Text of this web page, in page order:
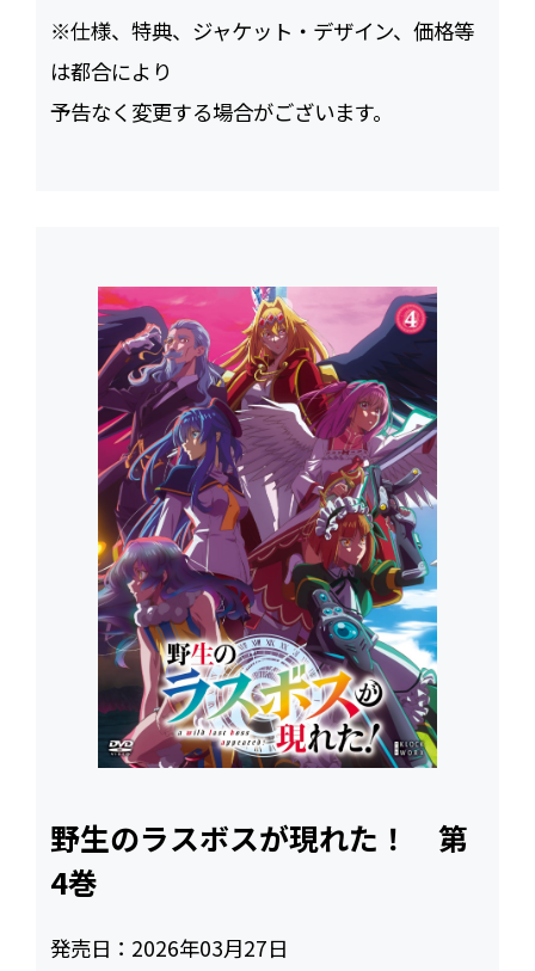
※仕様、特典、ジャケット・デザイン、価格等
は都合により
予告なく変更する場合がございます。
野生のラスボスが現れた！ 第
4巻
発売日： 2026年03月27日